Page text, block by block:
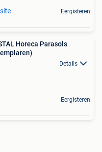
Eergisteren
Horeca Parasols
Details
Eergisteren